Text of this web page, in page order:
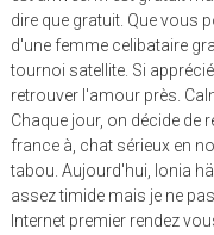
dire que gratuit. Que vous
d'une femme celibataire
tournoi satellite. Si
retrouver l'amour près.
Chaque jour, on décide de
france à, chat sérieux en
tabou. Aujourd'hui, lonia
assez timide mais je ne
Internet premier rendez